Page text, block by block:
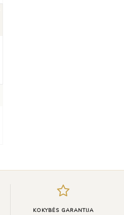
KOKYBĖS GARANTIJA